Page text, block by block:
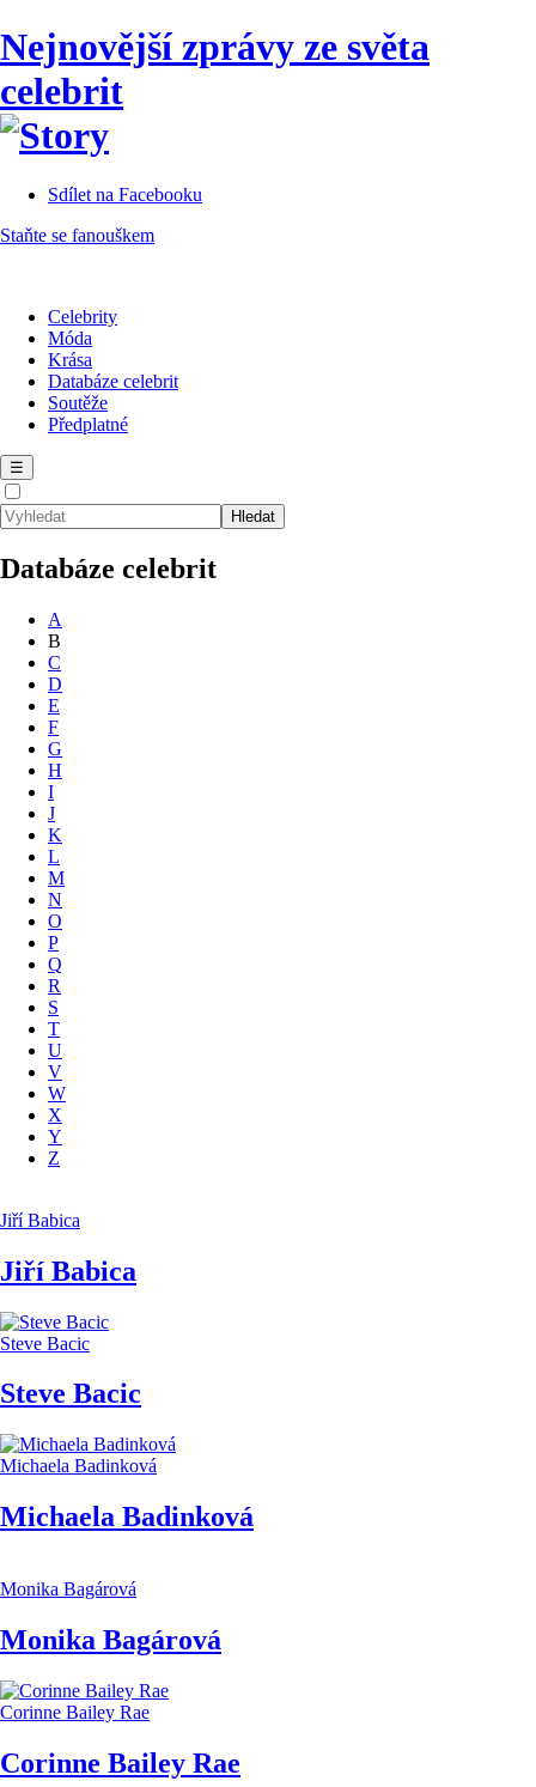
Nejnovější zprávy ze světa
celebrit
Sdílet na Facebooku
Staňte se fanouškem
Celebrity
Móda
Krása
Databáze celebrit
Soutěže
Předplatné
☰
Databáze celebrit
A
B
C
D
E
F
G
H
I
J
K
L
M
N
O
P
Q
R
S
T
U
V
W
X
Y
Z
Jiří Babica
Jiří Babica
Steve Bacic
Steve Bacic
Michaela Badinková
Michaela Badinková
Monika Bagárová
Monika Bagárová
Corinne Bailey Rae
Corinne Bailey Rae